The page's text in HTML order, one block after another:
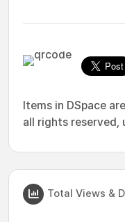
Items in DSpace
all rights reserved,
Total Views &